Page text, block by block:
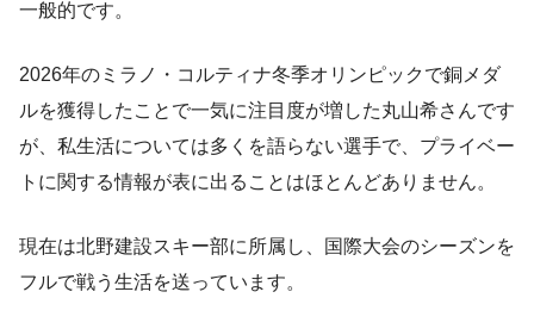
一般的です。
2026年のミラノ・コルティナ冬季オリンピックで銅メダ
ルを獲得したことで一気に注目度が増した丸山希さんです
が、私生活については多くを語らない選手で、プライベー
トに関する情報が表に出ることはほとんどありません。
現在は北野建設スキー部に所属し、国際大会のシーズンを
フルで戦う生活を送っています。